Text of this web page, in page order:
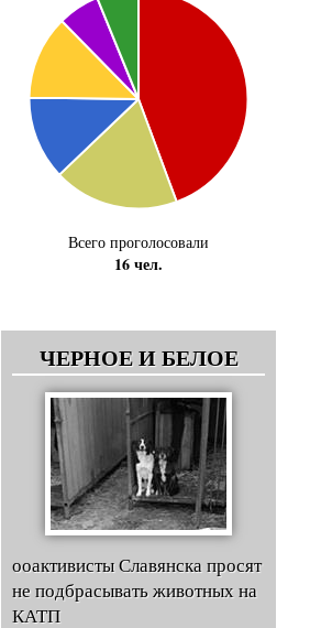
Всего проголосовали
16 чел.
ЧЕРНОЕ И БЕЛОЕ
ооактивисты Славянска просят
не подбрасывать животных на
КАТП